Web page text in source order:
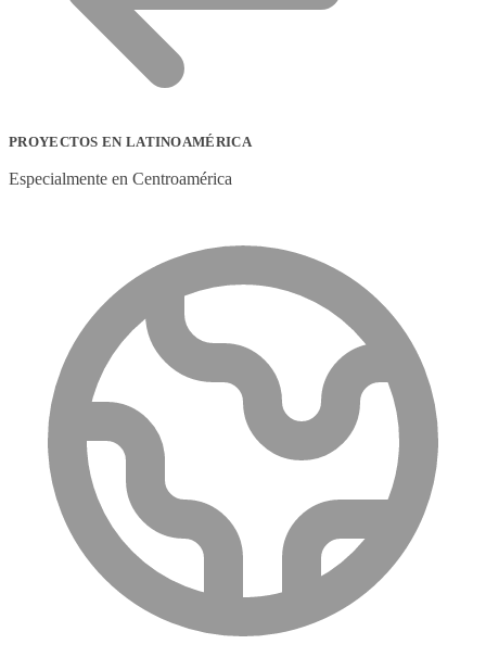
PROYECTOS EN LATINOAMÉRICA
Especialmente en Centroamérica